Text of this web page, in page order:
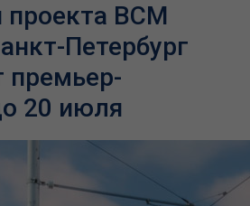
проекта ВСМ
Петербург
премьер-
20 июля